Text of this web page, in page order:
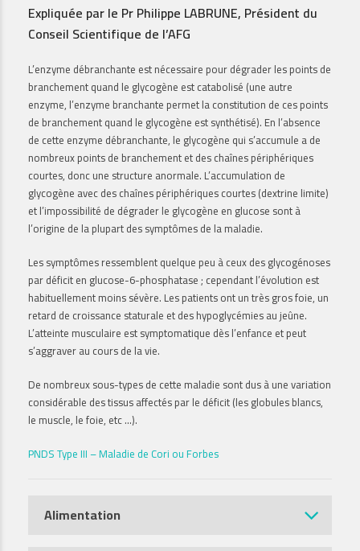
Expliquée par le Pr Philippe LABRUNE, Président du
Conseil Scientifique de l’AFG
L’enzyme débranchante est nécessaire pour dégrader les points de
branchement quand le glycogène est catabolisé (une autre
enzyme, l’enzyme branchante permet la constitution de ces points
de branchement quand le glycogène est synthétisé). En l’absence
de cette enzyme débranchante, le glycogène qui s’accumule a de
nombreux points de branchement et des chaînes périphériques
courtes, donc une structure anormale. L’accumulation de
glycogène avec des chaînes périphériques courtes (dextrine limite)
et l’impossibilité de dégrader le glycogène en glucose sont à
l’origine de la plupart des symptômes de la maladie.
Les symptômes ressemblent quelque peu à ceux des glycogénoses
par déficit en glucose-6-phosphatase ; cependant l’évolution est
habituellement moins sévère. Les patients ont un très gros foie, un
retard de croissance staturale et des hypoglycémies au jeûne.
L’atteinte musculaire est symptomatique dès l’enfance et peut
s’aggraver au cours de la vie.
De nombreux sous-types de cette maladie sont dus à une variation
considérable des tissus affectés par le déficit (les globules blancs,
le muscle, le foie, etc …).
PNDS Type III – Maladie de Cori ou Forbes
Alimentation